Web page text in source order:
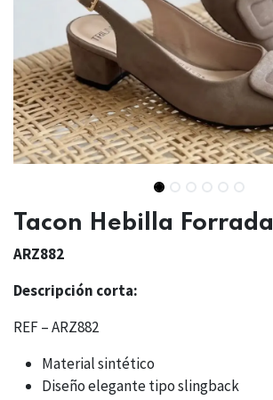
Tacon Hebilla Forrada
ARZ882
Descripción corta:
REF – ARZ882
Material sintético
Diseño elegante tipo slingback